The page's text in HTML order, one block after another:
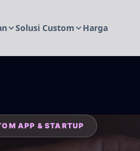
Solusi Custom Harga
APP & STARTUP